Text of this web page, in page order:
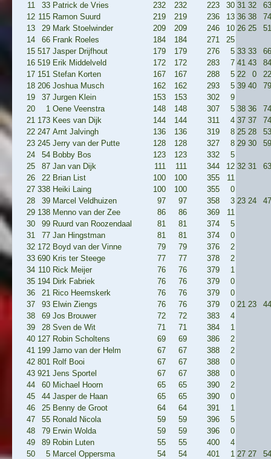
11
33 Patrick de Vries 232 232 223 30 31 32
63
12 115 Ramon Suurd 219 219 236 13 36 38
74
13
29 Mark Stoelwinder 209 209 246 10 26 25
51
14
66 Frank Roeles 184 184 271
25
15 517 Jasper Drijfhout 179 179 276 5 33 33
66
16 519 Erik Middelveld 172 172 283 7 41 43
84
17 151 Stefan Korten 167 167 288 5 22 0
22
18 206 Joshua Musch 162 162 293 5 39 40
79
19
37 Jurgen Klein 153 153 302
9
20
1 Oene Veenstra 148 148 307 5 38 36
74
21 173 Kees van Dijk 144 144 311 4 37 37
74
22 247 Arnt Jalvingh 136 136 319 8 25 28
53
23 245 Jerry van der Putte 128 128 327 8 29 30
59
24
54 Bobby Bos 123 123 332
5
25
87 Jan van Dijk 111 111 344 12 32 31
63
26
22 Brian List 100 100 355
11
27 338 Heiki Laing 100 100 355
0
28
39 Marcel Veldhuizen 97 97 358 3 23 24
47
29 138 Menno van der Zee 86 86 369
11
30
99 Ruurd van Roozendaal 81 81 374
5
31
77 Jan Hingstman 81 81 374
0
32 172 Boyd van der Vinne 79 79 376
2
33 690 Kris ter Steege 77 77 378
2
34 110 Rick Meijer 76 76 379
1
35 194 Dirk Fabriek 76 76 379
0
36
21 Rico Heemskerk 76 76 379
0
37
93 Elwin Ziengs 76 76 379 0 21 23
44
38
69 Jos Brouwer 72 72 383
4
39
28 Sven de Wit 71 71 384
1
40 127 Robin Scholtens 69 69 386
2
41 199 Jarno van der Helm 67 67 388
2
42 801 Rolf Booi 67 67 388
0
43 921 Jens Sportel 67 67 388
0
44
60 Michael Hoorn 65 65 390
2
45
44 Jasper de Haan 65 65 390
0
46
25 Benny de Groot 64 64 391
1
47
55 Ronald Nicola 59 59 396
5
48
79 Erwin Wolda 59 59 396
0
49
89 Robin Luten 55 55 400
4
50
5 Marcel Oppersma 54 54 401 1 27 27
54